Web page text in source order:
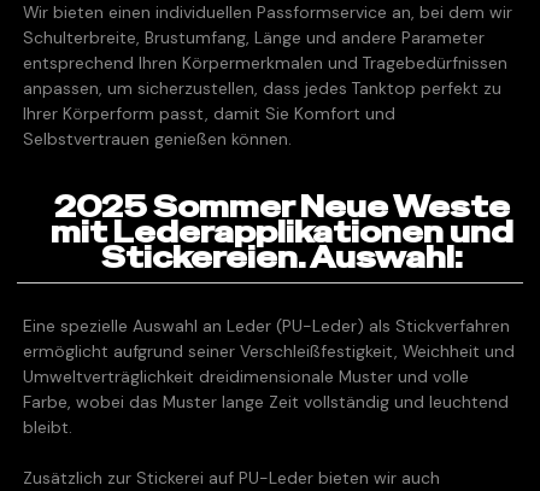
Wir bieten einen individuellen Passformservice an, bei dem wir
Schulterbreite, Brustumfang, Länge und andere Parameter
entsprechend Ihren Körpermerkmalen und Tragebedürfnissen
anpassen, um sicherzustellen, dass jedes Tanktop perfekt zu
Ihrer Körperform passt, damit Sie Komfort und
Selbstvertrauen genießen können.
2025 Sommer Neue Weste
mit Lederapplikationen und
Stickereien. Auswahl:
Eine spezielle Auswahl an Leder (PU-Leder) als Stickverfahren
ermöglicht aufgrund seiner Verschleißfestigkeit, Weichheit und
Umweltverträglichkeit dreidimensionale Muster und volle
Farbe, wobei das Muster lange Zeit vollständig und leuchtend
bleibt.
Zusätzlich zur Stickerei auf PU-Leder bieten wir auch